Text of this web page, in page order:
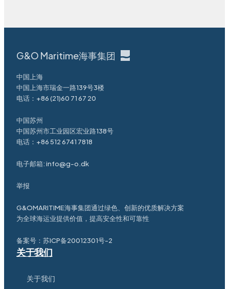
G&O Maritime海事集团
中国上海
中国上海市瑞金一路139号3楼
电话： +86 (21)60 71 67 20
中国苏州
中国苏州市工业园区宏业路138号
电话： +86 512 6741 7818
电子邮箱:info@g-o.dk
举报
G&OMARITIME海事集团通过绿色、创新的优质解决方案
为全球海运业提供价值，提高安全性和可靠性
备案号： 苏ICP备20012301号-2
关于我们
关于我们